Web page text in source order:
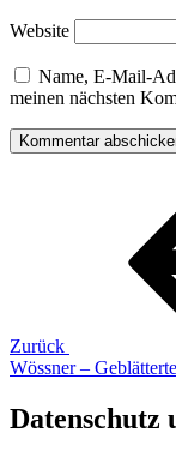
Website
Name, E-Mail-
meinen nächsten
Zurück
Wössner –
Datenschutz